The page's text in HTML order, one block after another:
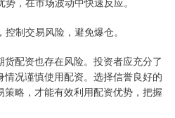
制交易风险，避免爆仓。
配资也存在风险。投资者应充分了
况谨慎使用配资。选择信誉良好的
略，才能有效利用配资优势，把握